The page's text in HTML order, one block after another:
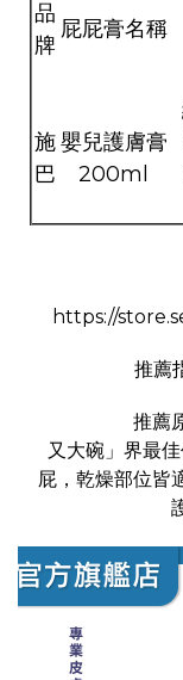
品
牌
屁屁膏名稱
施
巴
嬰兒護膚膏
200ml
https://
推薦指
推薦原因：
又大碗」界最
屁，乾燥部位皆